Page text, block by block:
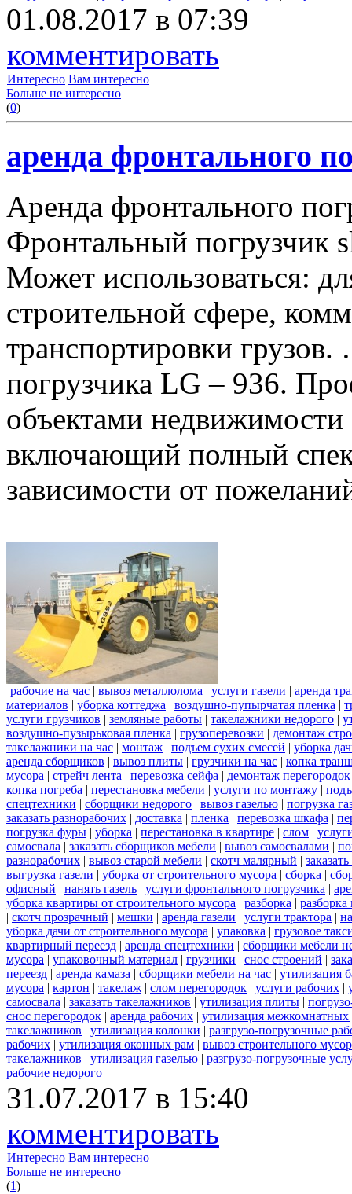
01.08.2017 в 07:39
комментировать
Интересно Вам интересно
Больше не интересно
(0)
аренда фронтального
Аренда фронтального
Фронтальный погрузчик
Может использоваться:
строительной сфере,
транспортировки
погрузчика LG – 936.
объектами
включающий полный
зависимости от
рабочие на час | вывоз металлолома | услуги газели | аренда
материалов | уборка коттеджа | воздушно-пупырчатая пленка |
услуги грузчиков | земляные работы | такелажники недорого |
воздушно-пузырьковая пленка | грузоперевозки | демонтаж
такелажники на час | монтаж | подъем сухих смесей | уборка
аренда сборщиков | вывоз плиты | грузчики на час | копка
мусора | стрейч лента | перевозка сейфа | демонтаж перегородок
копка погреба | перестановка мебели | услуги по монтажу |
спецтехники | сборщики недорого | вывоз газелью | погрузка
заказать разнорабочих | доставка | пленка | перевозка шкафа |
погрузка фуры | уборка | перестановка в квартире | слом |
самосвала | заказать сборщиков мебели | вывоз самосвалами |
разнорабочих | вывоз старой мебели | скотч малярный |
выгрузка газели | уборка от строительного мусора | сборка |
офисный | нанять газель | услуги фронтального погрузчика |
уборка квартиры от строительного мусора | разборка |
| скотч прозрачный | мешки | аренда газели | услуги трактора |
уборка дачи от строительного мусора | упаковка | грузовое
квартирный переезд | аренда спецтехники | сборщики мебели
мусора | упаковочный материал | грузчики | снос строений |
переезд | аренда камаза | сборщики мебели на час | утилизация
мусора | картон | такелаж | слом перегородок | услуги рабочих |
самосвала | заказать такелажников | утилизация плиты |
снос перегородок | аренда рабочих | утилизация межкомнатных
такелажников | утилизация колонки | разгрузо-погрузочные
рабочих | утилизация оконных рам | вывоз строительного
такелажников | утилизация газелью | разгрузо-погрузочные
рабочие недорого
31.07.2017 в 15:40
комментировать
Интересно Вам интересно
Больше не интересно
(1)